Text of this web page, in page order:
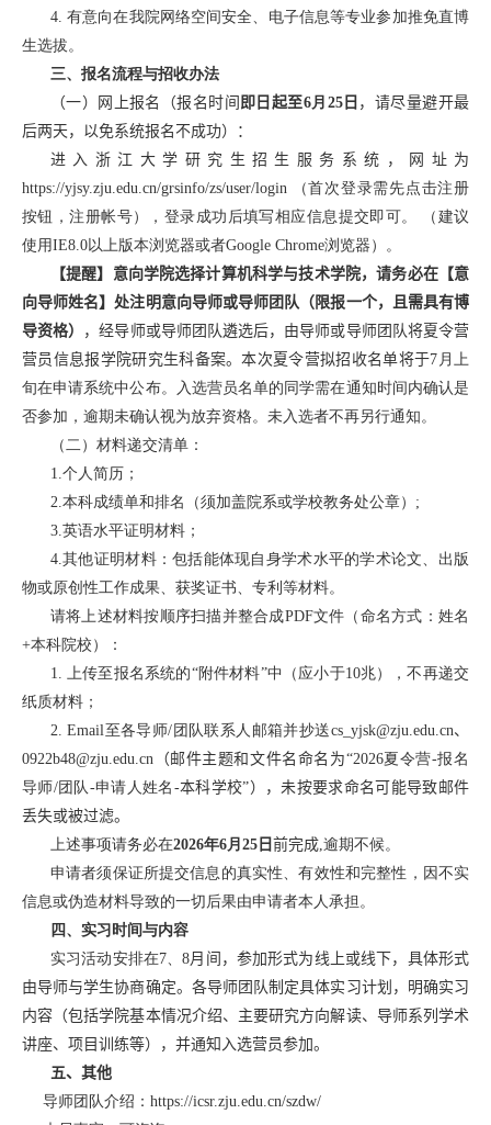
4.有意向在我院网络空间安全、电子信息等专业参加推免直博
生选拔。
三、报名流程与招收办法
（一）网上报名（报名时间 即日起至6月 25日 ，请尽量避开最
后两天，以免系统报名不成功）：
进入 浙江大学研究生招生服务系统 ，网址为
https://yjsy.zju.edu.cn/grsinfo/zs/user/login
（首次登录需先点击注册
按钮，注册帐号），登录成功后填写相应信息提交即可。 （建议
使用IE8.0以上版本浏览器或者Google Chrome浏览器）。
【提醒】 意向学院选择计算机科学与技术学院，请务必在【意
向导师姓名】处注明意向导师或导师团队（限报一个，且需具有博
导资格）
，经导师或导师团队遴选后，由导师或导师团队将夏令营
营员信息报学院研究生科备案。本次夏令营拟招收名单将于7 月上
旬在申请系统中公布。入选营员名单的同学需在通知时间内确认是
否参加，逾期未确认视为放弃资格。未入选者不再另行通知。
（二）材料递交清单：
1.个人简历；
2.本科成绩单和排名（须加盖院系或学校教务处公章） ;
3.英语水平证明材料；
4.其他证明材料：包括能体现自身学术水平的学术论文、出版
物或原创性工作成果、获奖证书、专利等材料。
请将上述材料按顺序扫描并整合成PDF文件（命名方式：姓名
+本科院校）：
1.上传至报名系统的“附件材料”中（应小于10兆），不再递交
纸质材料；
2. Email至各导师/ 团队联系人邮箱并抄送cs_yjsk@zju.edu.cn、
0922b48@zju.edu.cn （邮件主题和文件名命名为“2026夏令营-报名
导师/团队-申请人姓名 -本科学校”），未按要求命名可能导致邮件
丢失或被过滤。
上述事项请务必在2026年6月 25日 前完成,逾期不候。
申请者须保证所提交信息的真实性、有效性和完整性，因不实
信息或伪造材料导致的一切后果由申请者本人承担。
四、实习时间与内容
实习活动安排在7、8月间， 参加形式为线上或线下，具体形式
由导师与学生协商确定。各导师团队制定具体实习计划，明确实习
内容（包括学院基本情况介绍、主要研究方向解读、导师系列学术
讲座、项目训练等），并通知入选营员参加。
五、 其他
导师团队介绍：https://icsr.zju.edu.cn/szdw/